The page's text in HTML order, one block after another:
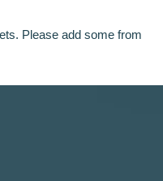
Please add some from